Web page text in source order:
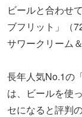
ビールと合わせ
ブフリット」（
サワークリーム
長年人気No.1の
は、ビールを使
セになると評判